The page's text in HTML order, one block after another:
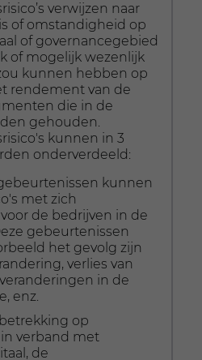
verwijzen naar
of omstandigheid op
of governancegebied
of mogelijk wezenlijk
kunnen hebben op
rendement van de
die in de
gehouden.
kunnen in 3
onderverdeeld:
kunnen
met zich
de bedrijven in de
gebeurtenissen
het gevolg zijn
verlies van
in de
enz.
op
verband met
de